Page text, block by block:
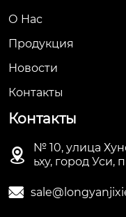
О Hас
Продукция
Новости
Контакты
Контакты

№ 10, улица
ьху, город Уси,
